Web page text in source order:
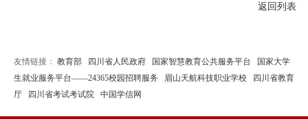
返回列表
友情链接： 教育部 四川省人民政府 国家智慧教育公共服务平台
国家大学
生就业服务平台——24365校园招聘服务
眉山天航科技职业学校
四川省教育
厅
四川省考试考试院 中国学信网